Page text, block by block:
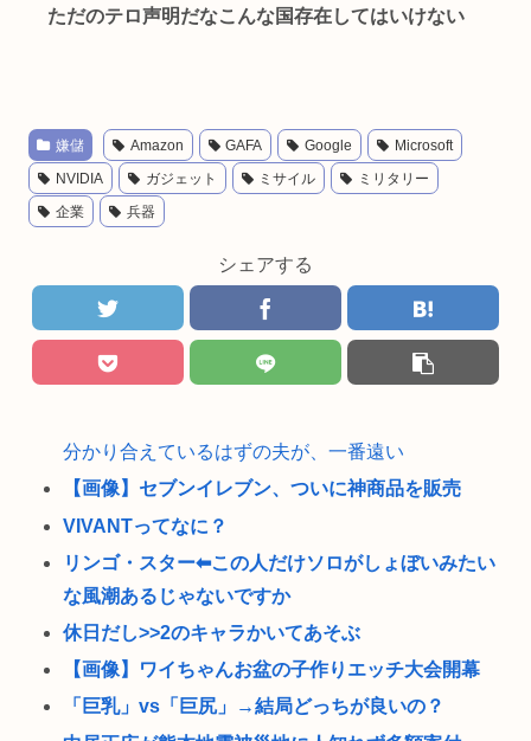
ただのテロ声明だなこんな国存在してはいけない
嫌儲 Amazon GAFA Google Microsoft
NVIDIA ガジェット ミサイル
ミリタリー
企業
兵器
シェアする
分かり合えているはずの夫が、一番遠い
【画像】セブンイレブン、ついに神商品を販売
VIVANTってなに？
リンゴ・スター⬅︎この人だけソロがしょぼいみたい
な風潮あるじゃないですか
休日だし>>2のキャラかいてあそぶ
【画像】ワイちゃんお盆の子作りエッチ大会開幕
「巨乳」vs「巨尻」→結局どっちが良いの？